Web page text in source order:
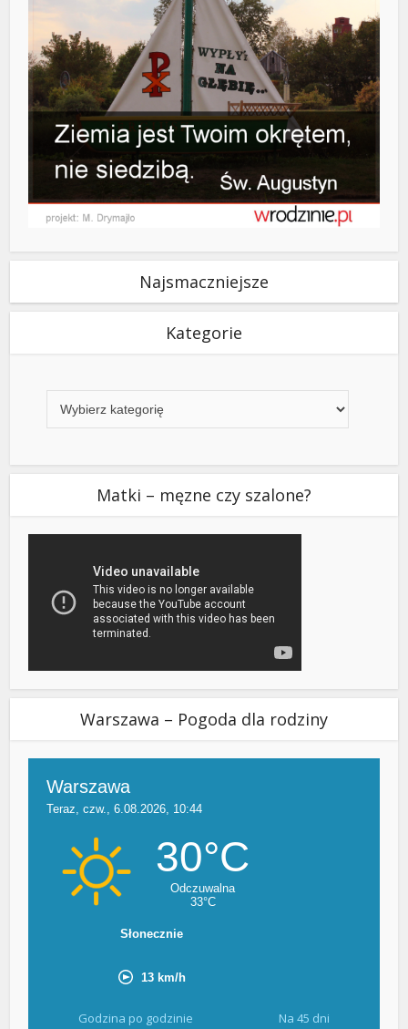
Najsmaczniejsze
Kategorie
Matki – męzne czy szalone?
Warszawa – Pogoda dla rodziny
Godzina po godzinie Na 45 dni